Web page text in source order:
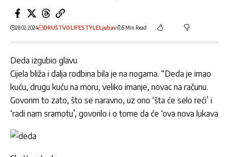
28.02.2024 DRUŠTVOLIFESTYLELjubav 5 Min Read
Deda izgubio glavu
Cijela bliža i dalja rodbina bila je na nogama. “Deda je imao
kuću, drugu kuću na moru, veliko imanje, novac na računu.
Govorim to zato, što se naravno, uz ono ‘šta će selo reći’ i
‘radi nam sramotu’, govorilo i o tome da će ‘ova nova lukava